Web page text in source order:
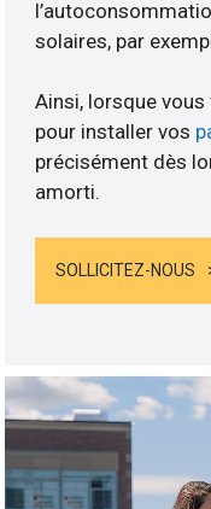
solaires, par
Ainsi, lorsque
pour installer vos
précisément dès
amorti.
SOLLICITEZ-NOUS